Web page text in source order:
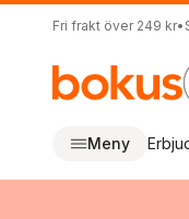
Fri frakt över 249 kr•
Meny